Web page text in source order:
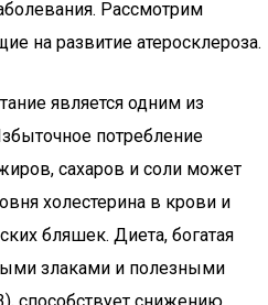
Рассмотрим
на развитие атеросклероза.
является одним из
потребление
сахаров и соли может
холестерина в крови и
бляшек. Диета, богатая
злаками и полезными